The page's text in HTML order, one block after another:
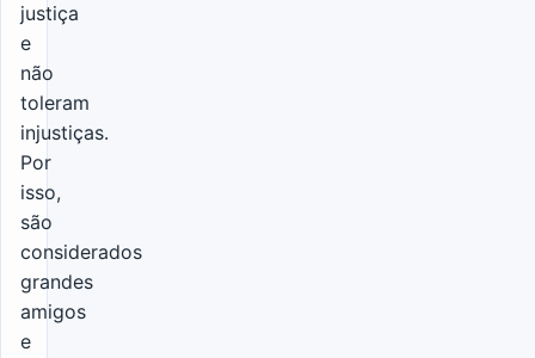
justiça
e
não
toleram
injustiças.
Por
isso,
são
considerados
grandes
amigos
e